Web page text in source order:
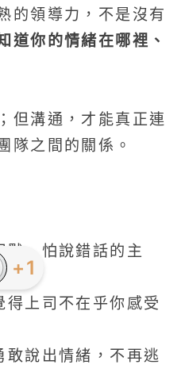
的領導力，不是沒有
道你的情緒在哪裡、
但溝通，才能真正連
隊之間的關係。
默、怕說錯話的主
得上司不在乎你感受
敢說出情緒，不再逃
+1